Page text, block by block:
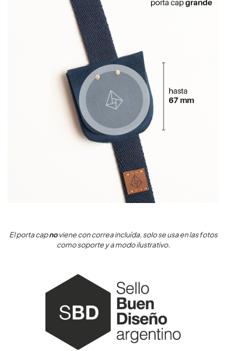
El porta capnoviene con correa incluída, solo se usa en las fotos
como soporte y a modo ilustrativo.